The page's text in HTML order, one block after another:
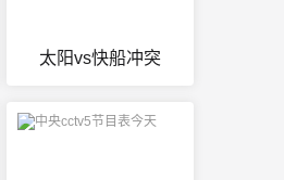
太阳vs快船冲突